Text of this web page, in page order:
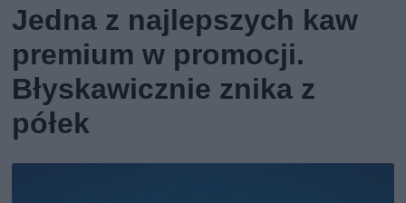
Jedna z najlepszych kaw
premium w promocji.
Błyskawicznie znika z
półek